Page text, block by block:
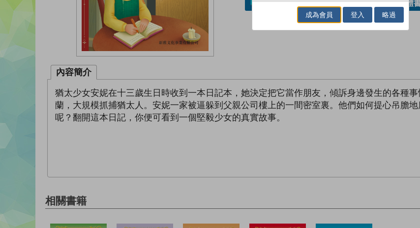
加入／閱讀電子書 借閱實體
內容簡介
猶太少女安妮在十三歲生日時收到一本日記本，她決定把它當作朋友，傾訴身邊發生的各種
蘭，大規模抓捕猶太人。安妮一家被逼躲到父親公司樓上的一間密室裏。他們如何提心吊膽
呢？翻開這本日記，你便可看到一個堅毅少女的真實故事。
相關書籍
成為會員 登入 略過